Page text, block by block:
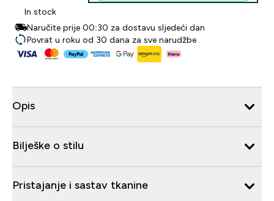
In stock
Naručite prije 00:30 za dostavu sljedeći dan
Povrat u roku od 30 dana za sve narudžbe
Opis
Bilješke o stilu
Pristajanje i sastav tkanine